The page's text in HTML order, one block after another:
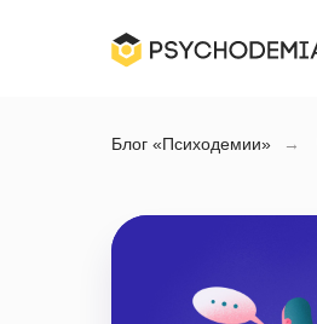
Блог «Психодемии» →